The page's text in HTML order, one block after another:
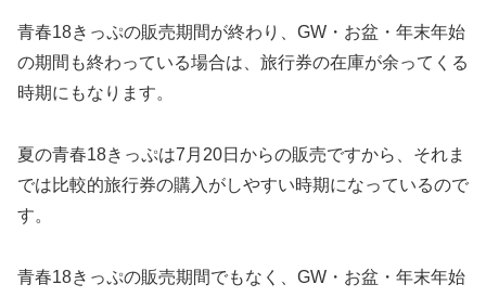
青春18きっぷの販売期間が終わり、GW・お盆・年末年始
の期間も終わっている場合は、旅行券の在庫が余ってくる
時期にもなります。
夏の青春18きっぷは7月20日からの販売ですから、それま
では比較的旅行券の購入がしやすい時期になっているので
す。
青春18きっぷの販売期間でもなく、GW・お盆・年末年始